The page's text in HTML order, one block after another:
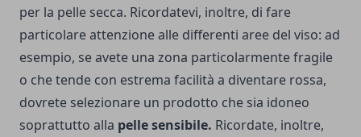
per la pelle secca. Ricordatevi, inoltre, di fare
particolare attenzione alle differenti aree del viso: ad
esempio, se avete una zona particolarmente fragile
o che tende con estrema facilità a diventare rossa,
dovrete selezionare un prodotto che sia idoneo
soprattutto alla pelle sensibile. Ricordate, inoltre,